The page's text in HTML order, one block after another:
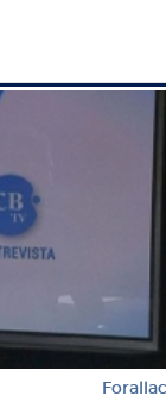
Forallac